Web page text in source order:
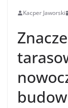
Kacper Jaworski